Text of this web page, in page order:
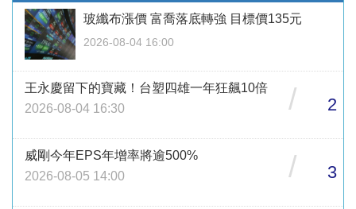
玻纖布漲價 富喬落底轉強 目標價135元
2026-08-04 16:00
王永慶留下的寶藏！台塑四雄一年狂飆10倍
2026-08-04 16:30
/ 2
威剛今年EPS年增率將逾500%
2026-08-05 14:00
/ 3